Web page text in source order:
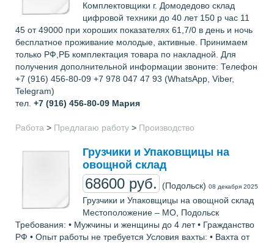
Комплектовщики г. Домодедово склад
цифровой техники до 40 лет 150 р час 11
45 от 49000 при хороших показателях 61,7/0 в день и ночь
бесплатное проживание молодые, активные. Принимаем
только РФ,РБ комплектация товара по накладной. Для
получения дополнительной информации звоните: Телефон
+7 (916) 456-80-09 +7 978 047 47 93 (WhatsApp, Viber,
Telegram)
тел. +7 (916) 456-80-09 Мария
Работа > Предлагаю работу > Производство
Грузчики и Упаковщицы на
овощной склад
68600 руб. (Подольск) 08 декабря 2025
Грузчики и Упаковщицы на овощной склад
Местоположение – МО, Подольск
Требования: • Мужчины и женщины до 4 лет • Гражданство
РФ • Опыт работы не требуется Условия вахты: • Вахта от